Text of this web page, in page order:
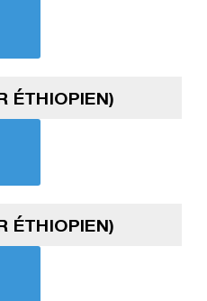
ÉTHIOPIEN)
ÉTHIOPIEN)